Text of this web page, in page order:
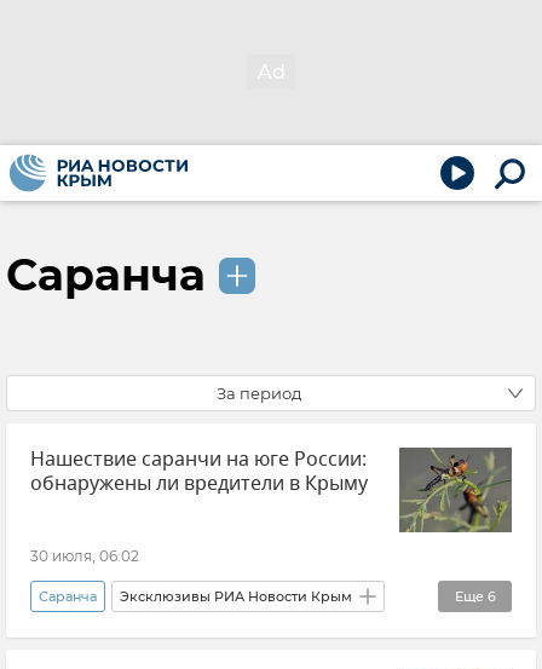
Саранча
За период
Нашествие саранчи на юге России:
обнаружены ли вредители в Крыму
30 июля, 06:02
Еще 6
Саранча Эксклюзивы РИА Новости Крым
Крым Сельское хозяйство Экология